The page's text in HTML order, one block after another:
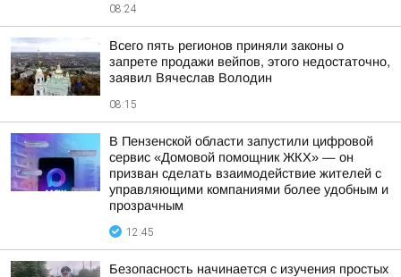
08:24
Всего пять регионов приняли законы о
запрете продажи вейпов, этого недостаточно,
заявил Вячеслав Володин
08:15
В Пензенской области запустили цифровой
сервис «Домовой помощник ЖКХ» — он
призван сделать взаимодействие жителей с
управляющими компаниями более удобным и
прозрачным
12:45
Безопасность начинается с изучения простых